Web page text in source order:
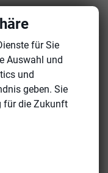
für Sie
Auswahl und
und
geben. Sie
für die Zukunft